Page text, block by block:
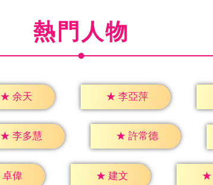
熱門人物
★ 余天 ★ 李亞萍
★ 李多慧 ★ 許常德
卓偉 ★ 建文 ★